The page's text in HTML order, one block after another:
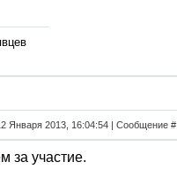
Января 2013, 16:04:54 | Сообщение #
за участие.